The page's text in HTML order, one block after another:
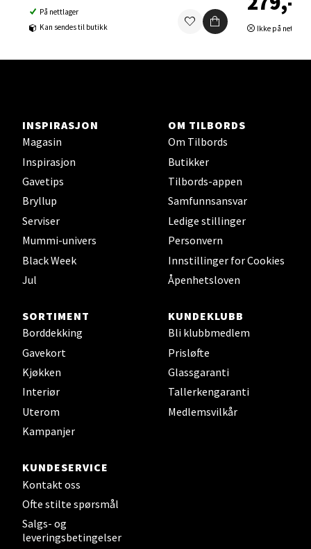
På nettlager
Kan sendes til butikk
Ikke på
INSPIRASJON
Magasin
Inspirasjon
Gavetips
Bryllup
Serviser
Mummi-univers
Black Week
Jul
OM TILBORDS
Om Tilbords
Butikker
Tilbords-appen
Samfunnsansvar
Ledige stillinger
Personvern
Innstillinger for Cookies
Åpenhetsloven
SORTIMENT
Borddekking
Gavekort
Kjøkken
Interiør
Uterom
Kampanjer
KUNDEKLUBB
Bli klubbmedlem
Prisløfte
Glassgaranti
Tallerkengaranti
Medlemsvilkår
KUNDESERVICE
Kontakt oss
Ofte stilte spørsmål
Salgs- og
leveringsbetingelser
Ski Storsenter, Jernbanesvingen 6, 1400 Ski
Sortland - Sortland Storsenter
Strangata 26, 8400 Sortland
Åpent i dag 10-19
0 i butikk
Steinkjer - Thon Senter Steinkjer
Sjøfartsgata 2, 7714 Steinkjer
Leirvik - Stord